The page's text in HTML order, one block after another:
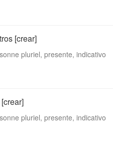
[crear]
pluriel, presente, indicativo
pluriel, presente, indicativo